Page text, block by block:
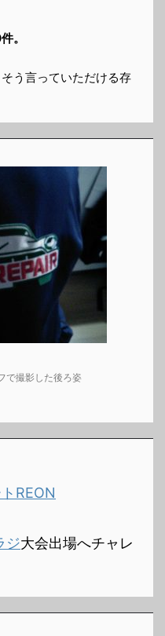
。
う言っていただける存
で撮影した後ろ姿
REON
ジ大会出場へチャレ